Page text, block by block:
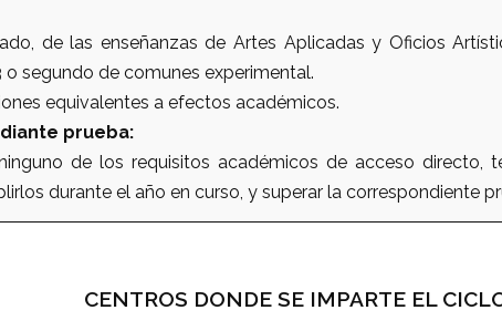
de las enseñanzas de Artes Aplicadas y Oficios
o segundo de comunes experimental.
equivalentes a efectos académicos.
prueba:
de los requisitos académicos de acceso directo,
durante el año en curso, y superar la correspondiente
CENTROS DONDE SE IMPARTE EL